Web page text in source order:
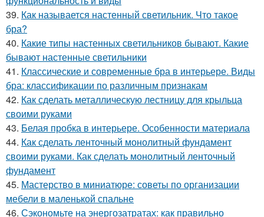
39. Как называется настенный светильник. Что такое
бра?
40. Какие типы настенных светильников бывают. Какие
бывают настенные светильники
41. Классические и современные бра в интерьере. Виды
бра: классификации по различным признакам
42. Как сделать металлическую лестницу для крыльца
своими руками
43. Белая пробка в интерьере. Особенности материала
44. Как сделать ленточный монолитный фундамент
своими руками. Как сделать монолитный ленточный
фундамент
45. Мастерство в миниатюре: советы по организации
мебели в маленькой спальне
46. Сэкономьте на энергозатратах: как правильно